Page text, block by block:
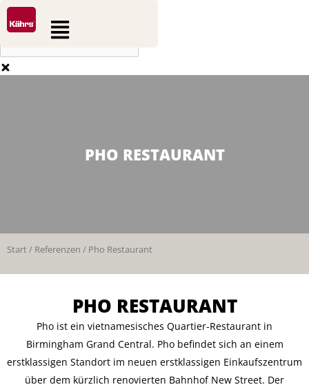
Zum
Inhalt
springen
Suche
Flyout
Menu
PHO RESTAURANT
Start/ Referenzen / Pho Restaurant
PHO RESTAURANT
Pho ist ein vietnamesisches Quartier-Restaurant in
Birmingham Grand Central. Pho befindet sich an einem
erstklassigen Standort im neuen erstklassigen Einkaufszentrum
über dem kürzlich renovierten Bahnhof New Street. Der